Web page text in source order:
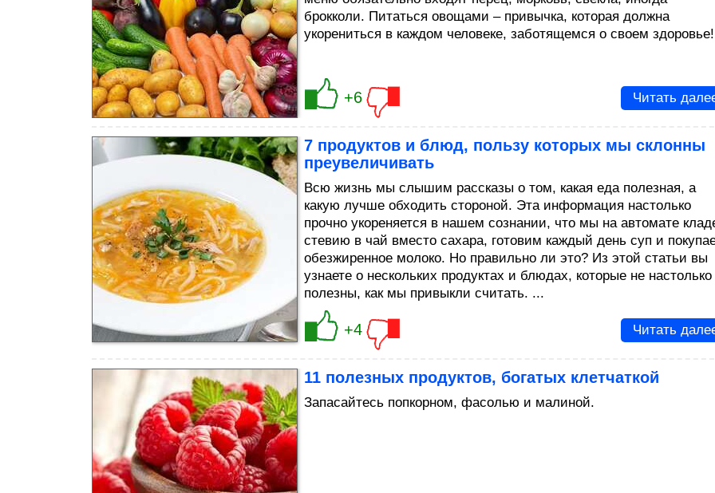
брокколи. Питаться овощами – привычка, которая должна
укорениться в каждом человеке, заботящемся о своем здоровье!
+6 Читать
7 продуктов и блюд, пользу которых мы склонны
преувеличивать
Всю жизнь мы слышим рассказы о том, какая еда полезная, а
какую лучше обходить стороной. Эта информация настолько
прочно укореняется в нашем сознании, что мы на автомате
стевию в чай вместо сахара, готовим каждый день суп и
обезжиренное молоко. Но правильно ли это? Из этой статьи вы
узнаете о нескольких продуктах и блюдах, которые не настолько
полезны, как мы привыкли считать. ...
+4 Читать
11 полезных продуктов, богатых клетчаткой
Запасайтесь попкорном, фасолью и малиной.